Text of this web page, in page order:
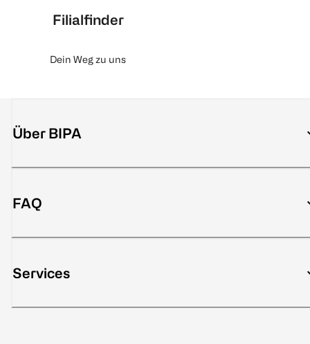
Filialfinder
Dein Weg zu uns
Über BIPA
FAQ
Services